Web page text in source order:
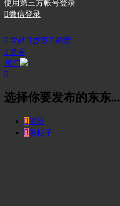
使用第三方帐号登录
微信登录
导航  首页  刷新
菜单
推广

选择你要发布的东东...
签到
发帖子